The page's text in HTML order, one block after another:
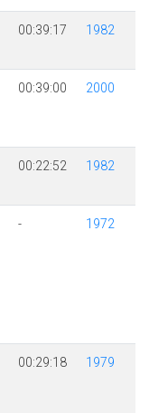
00:39:17 1982
00:39:00 2000
00:22:52 1982
- 1972
00:29:18 1979